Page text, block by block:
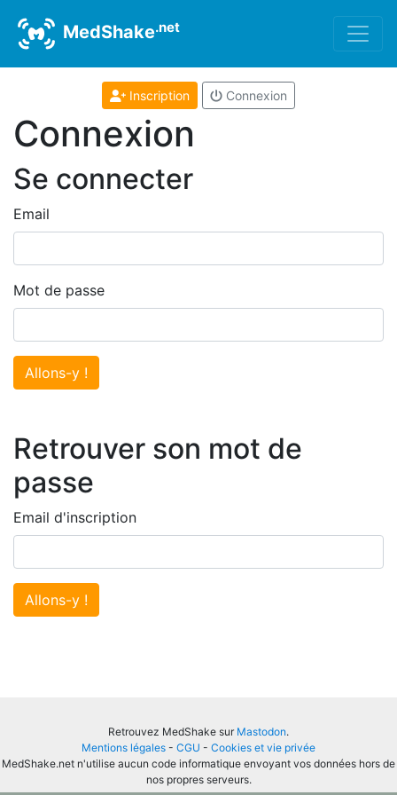
MedShake.net
Inscription Connexion
Connexion
Se connecter
Email
Mot de passe
Allons-y !
Retrouver son mot de
passe
Email d'inscription
Allons-y !
Retrouvez MedShake sur Mastodon.
Mentions légales - CGU - Cookies et vie privée
MedShake.net n'utilise aucun code informatique envoyant vos données hors de
nos propres serveurs.